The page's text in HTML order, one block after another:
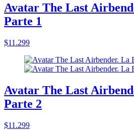
Avatar The Last
Parte 1
$11.299
Avatar The Last
Parte 2
$11.299